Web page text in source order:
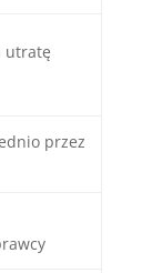
utratę
przez